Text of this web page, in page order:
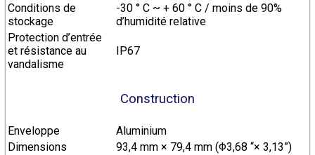
Conditions de
stockage
-30 ° C ~ + 60 ° C / moins de 90%
d’humidité relative
Protection d’entrée
et résistance au
vandalisme
IP67
Construction
Enveloppe
Aluminium
Dimensions
93,4 mm × 79,4 mm (Φ3,68 “× 3,13”)